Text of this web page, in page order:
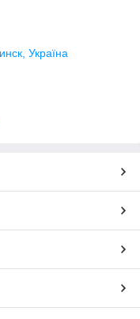
вверх, совмещая по
по-настоящему
Україна